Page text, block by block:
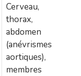
Cerveau,
thorax,
abdomen
(anévrismes
aortiques),
membres